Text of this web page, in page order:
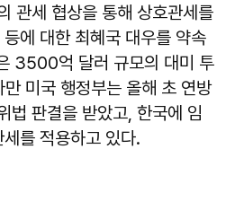
관세 협상을 통해 상호관세를
에 대한 최혜국 대우를 약속
3500억 달러 규모의 대미 투
미국 행정부는 올해 초 연방
법 판결을 받았고, 한국에 임
를 적용하고 있다.